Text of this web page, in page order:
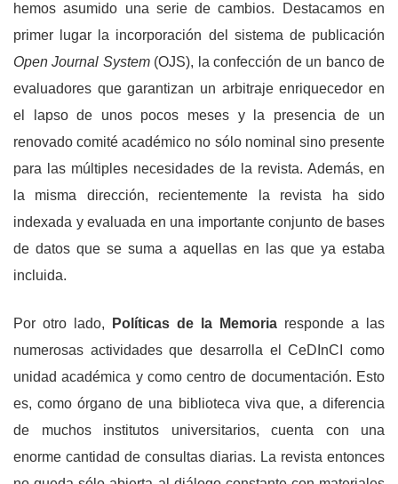
hemos asumido una serie de cambios. Destacamos en
primer lugar la incorporación del sistema de publicación
Open Journal System(OJS), la confección de un banco de
evaluadores que garantizan un arbitraje enriquecedor en
el lapso de unos pocos meses y la presencia de un
renovado comité académico no sólo nominal sino presente
para las múltiples necesidades de la revista. Además, en
la misma dirección, recientemente la revista ha sido
indexada y evaluada en una importante conjunto de bases
de datos que se suma a aquellas en las que ya estaba
incluida.
Por otro lado, Políticas de la Memoria responde a las
numerosas actividades que desarrolla el CeDInCI como
unidad académica y como centro de documentación. Esto
es, como órgano de una biblioteca viva que, a diferencia
de muchos institutos universitarios, cuenta con una
enorme cantidad de consultas diarias. La revista entonces